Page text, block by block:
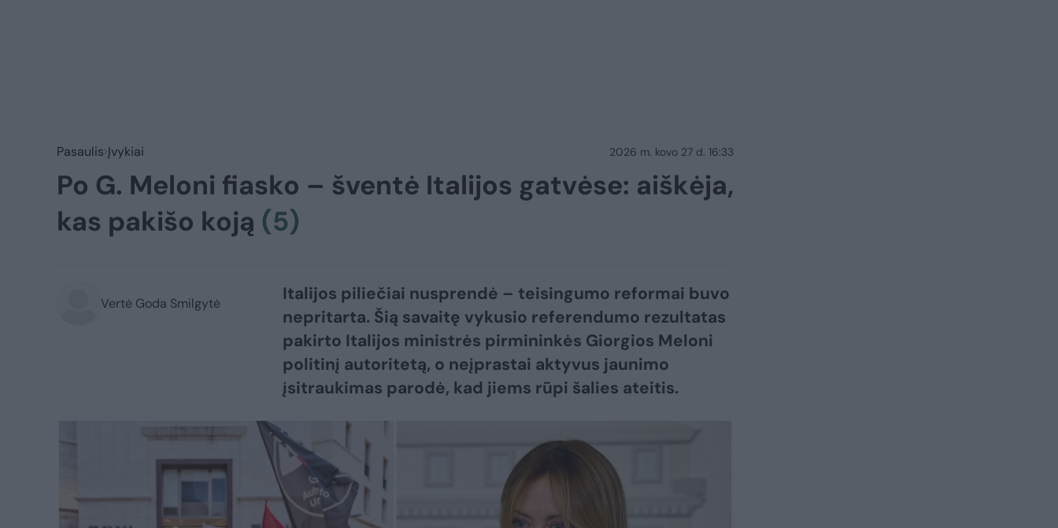
Pasaulis Įvykiai 2026 m. kovo 27 d. 16:33
Po G. Meloni fiasko – šventė Italijos gatvėse: aiškėja,
kas pakišo koją (5)
Vertė Goda Smilgytė
Italijos piliečiai nusprendė – teisingumo reformai buvo
nepritarta. Šią savaitę vykusio referendumo rezultatas
pakirto Italijos ministrės pirmininkės Giorgios Meloni
politinį autoritetą, o neįprastai aktyvus jaunimo
įsitraukimas parodė, kad jiems rūpi šalies ateitis.